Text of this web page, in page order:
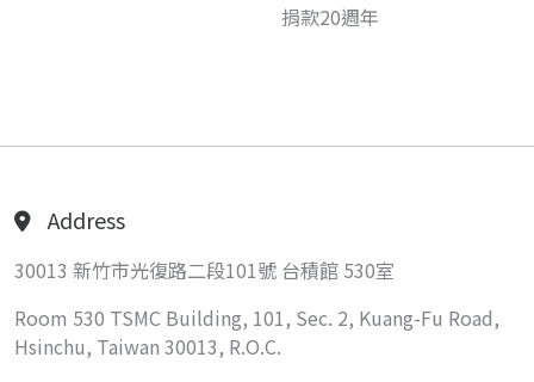
捐款20週年
Address
30013 新竹市光復路二段101號 台積館 530室
Room 530 TSMC Building, 101, Sec. 2, Kuang-Fu Road,
Hsinchu, Taiwan 30013, R.O.C.